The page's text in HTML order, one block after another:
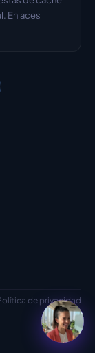
Enlaces
de privacidad